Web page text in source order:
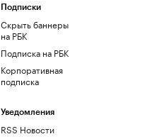
Подписки
Скрыть баннеры
на РБК
Подписка на РБК
Корпоративная
подписка
Уведомления
RSS Новости